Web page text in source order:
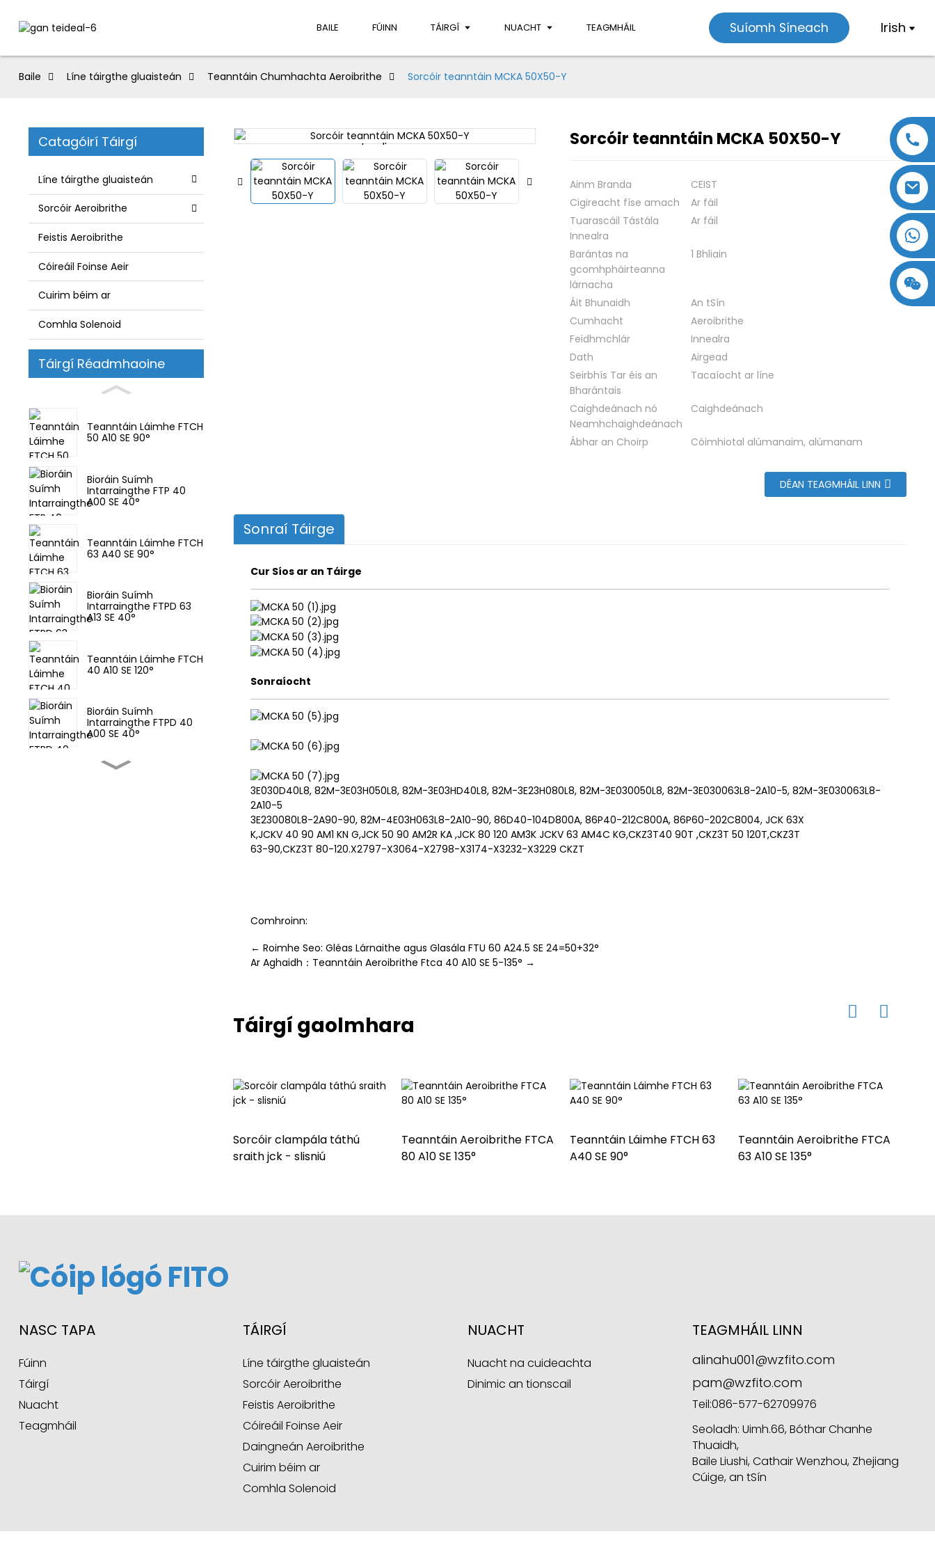
BAILE FÚINN TÁIRGÍ NUACHT TEAGMHÁIL Suíomh Síneach Irish
Baile Líne táirgthe gluaisteán Teanntáin Chumhachta Aeroibrithe Sorcóir teanntáin MCKA 50X50-Y
Catagóirí Táirgí
Líne táirgthe gluaisteán
Sorcóir Aeroibrithe
Feistis Aeroibrithe
Cóireáil Foinse Aeir
Cuirim béim ar
Comhla Solenoid
Táirgí Réadmhaoine
Teanntáin Láimhe FTCH
50 A10 SE 90°
Bioráin Suímh
Intarraingthe FTP 40
A00 SE 40°
Teanntáin Láimhe FTCH
63 A40 SE 90°
Bioráin Suímh
Intarraingthe FTPD 63
A13 SE 40°
Teanntáin Láimhe FTCH
40 A10 SE 120°
Bioráin Suímh
Intarraingthe FTPD 40
A00 SE 40°
Loading...
Loading... Loading...
Loading...
Sorcóir teanntáin MCKA 50X50-Y
Ainm Branda
CEIST
Cigireacht físe amach
Ar fáil
Tuarascáil Tástála
Innealra
Ar fáil
Barántas na
gcomhpháirteanna
lárnacha
1 Bhliain
Áit Bhunaidh
An tSín
Cumhacht
Aeroibrithe
Feidhmchlár
Innealra
Dath
Airgead
Seirbhís Tar éis an
Bharántais
Tacaíocht ar líne
Caighdeánach nó
Neamhchaighdeánach
Caighdeánach
Ábhar an Choirp Cóimhiotal alúmanaim, alúmanam
DÉAN TEAGMHÁIL LINN
Sonraí Táirge
Cur Síos ar an Táirge
Sonraíocht
3E030D40L8, 82M-3E03H050L8, 82M-3E03HD40L8, 82M-3E23H080L8, 82M-3E030050L8, 82M-3E030063L8-2A10-5, 82M-3E030063L8-
2A10-5
3E230080L8-2A90-90, 82M-4E03H063L8-2A10-90, 86D40-104D800A, 86P40-212C800A, 86P60-202C8004, JCK 63X
K,JCKV 40 90 AM1 KN G,JCK 50 90 AM2R KA ,JCK 80 120 AM3K JCKV 63 AM4C KG,CKZ3T40 90T ,CKZ3T 50 120T,CKZ3T
63-90,CKZ3T 80-120.X2797-X3064-X2798-X3174-X3232-X3229 CKZT
Comhroinn:
← Roimhe Seo: Gléas Lárnaithe agus Glasála FTU 60 A24.5 SE 24=50+32°
Ar Aghaidh：Teanntáin Aeroibrithe Ftca 40 A10 SE 5-135° →
Táirgí gaolmhara
Sorcóir clampála táthú
sraith jck - slisniú
Teanntáin Aeroibrithe FTCA
80 A10 SE 135°
Teanntáin Láimhe FTCH 63
A40 SE 90°
Teanntáin Aeroibrithe FTCA
63 A10 SE 135°
NASC TAPA
Fúinn
Táirgí
Nuacht
Teagmháil
TÁIRGÍ
Líne táirgthe gluaisteán
Sorcóir Aeroibrithe
Feistis Aeroibrithe
Cóireáil Foinse Aeir
Daingneán Aeroibrithe
Cuirim béim ar
Comhla Solenoid
NUACHT
Nuacht na cuideachta
Dinimic an tionscail
TEAGMHÁIL LINN
alinahu001@wzfito.com
pam@wzfito.com
Teil:086-577-62709976
Seoladh: Uimh.66, Bóthar Chanhe
Thuaidh,
Baile Liushi, Cathair Wenzhou, Zhejiang
Cúige, an tSín